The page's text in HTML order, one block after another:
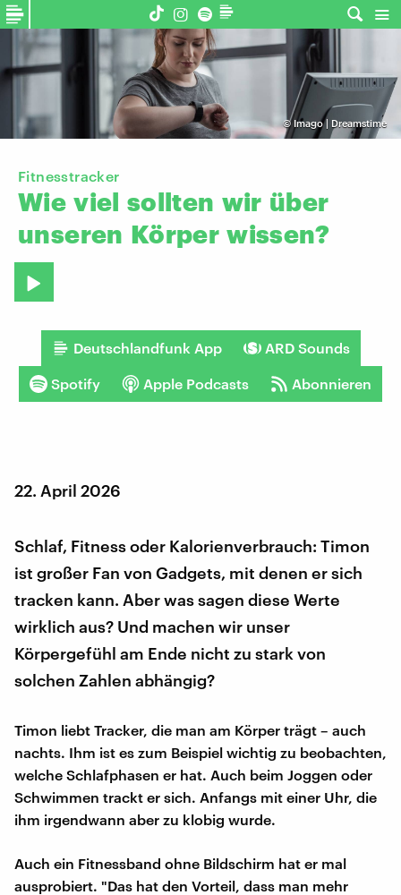
©Imago | Dreamstime
Fitnesstracker
Wie viel sollten wir über
unseren Körper wissen?
Deutschlandfunk App ARD Sounds
Spotify Apple Podcasts Abonnieren
22. April 2026
Schlaf, Fitness oder Kalorienverbrauch: Timon
ist großer Fan von Gadgets, mit denen er sich
tracken kann. Aber was sagen diese Werte
wirklich aus? Und machen wir unser
Körpergefühl am Ende nicht zu stark von
solchen Zahlen abhängig?
Timon liebt Tracker, die man am Körper trägt – auch
nachts. Ihm ist es zum Beispiel wichtig zu beobachten,
welche Schlafphasen er hat. Auch beim Joggen oder
Schwimmen trackt er sich. Anfangs mit einer Uhr, die
ihm irgendwann aber zu klobig wurde.
Auch ein Fitnessband ohne Bildschirm hat er mal
ausprobiert. "Das hat den Vorteil, dass man mehr